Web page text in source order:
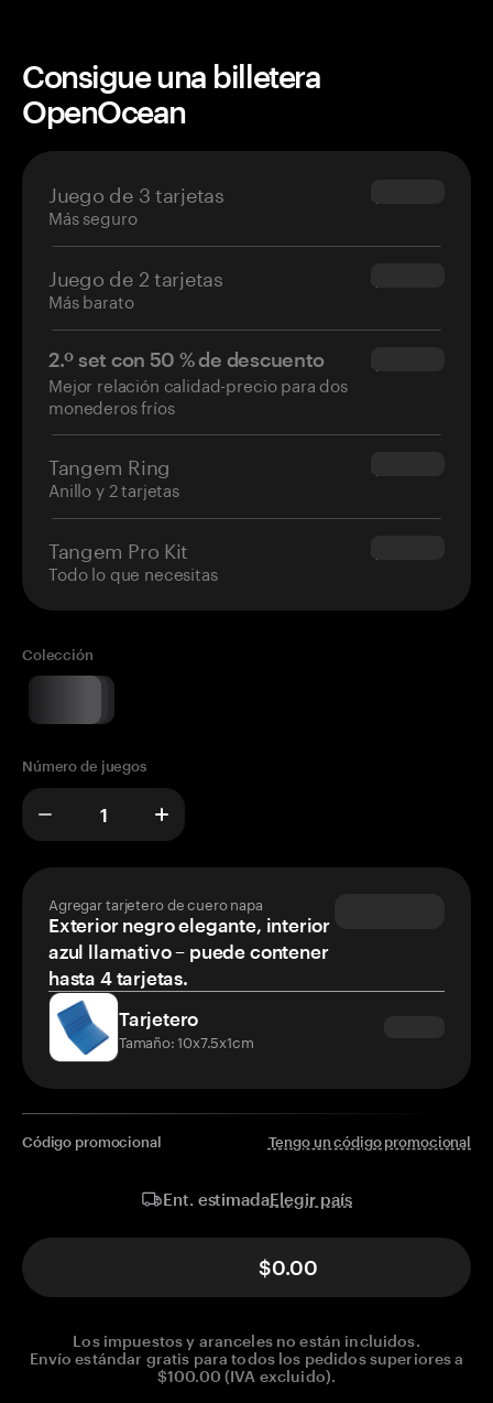
Consigue una billetera
OpenOcean
Juego de 3 tarjetas
Más seguro
$69.90
Juego de 2 tarjetas
Más barato
$54.90
2.º set con 50 % de descuento
Mejor relación calidad-precio para dos
monederos fríos
$34.95
Tangem Ring
Anillo y 2 tarjetas
$160.00
Tangem Pro Kit
Todo lo que necesitas
$180.00
Colección
Número de juegos
Agregar tarjetero de cuero napa
Exterior negro elegante, interior
azul llamativo – puede contener
hasta 4 tarjetas.
Tarjetero
Tamaño: 10x7.5x1cm
Código promocional Tengo un código promocional
Ent. estimadaElegir país
$0.00
Los impuestos y aranceles no están incluidos.
Envío estándar gratis para todos los pedidos superiores a
$100.00 (IVA excluido).